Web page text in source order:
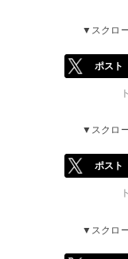
▼スクロ
ポスト
▼スクロ
ポスト
▼スクロ